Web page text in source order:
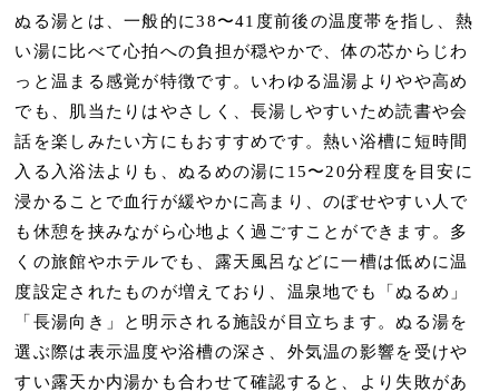
ぬる湯とは、一般的に38〜41度前後の温度帯を指し、熱
い湯に比べて心拍への負担が穏やかで、体の芯からじわ
っと温まる感覚が特徴です。いわゆる温湯よりやや高め
でも、肌当たりはやさしく、長湯しやすい ため読書や会
話を楽しみたい方にもおすすめです。熱い浴槽に短時間
入る入浴法よりも、ぬるめの湯に 15〜20分程度を目安に
浸かることで血行が緩やかに高まり、のぼせやすい人で
も休憩を挟みながら心地よく過ごすことができます。多
くの旅館やホテルでも、露天風呂などに一槽は低めに温
度設定されたものが増えており、温泉地でも「ぬるめ」
「長湯向き」と明示される施設が目立ちます。ぬる湯を
選ぶ際は表示温度や浴槽の深さ
、外気温の影響を受けや
すい露天か内湯かも合わせて確認すると、より失敗があ